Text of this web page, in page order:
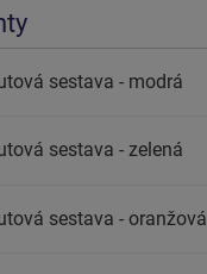
sestava - modrá
sestava - zelená
sestava - oranžová